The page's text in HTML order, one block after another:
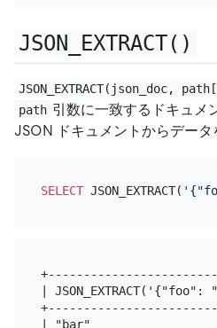
JSON_EXTRACT()
JSON_EXTRACT(json_doc,
path 引数に一致するドキュメ
JSON ドキュメントからデータ
SELECT JSON_EXTRACT(
|
| "bar"